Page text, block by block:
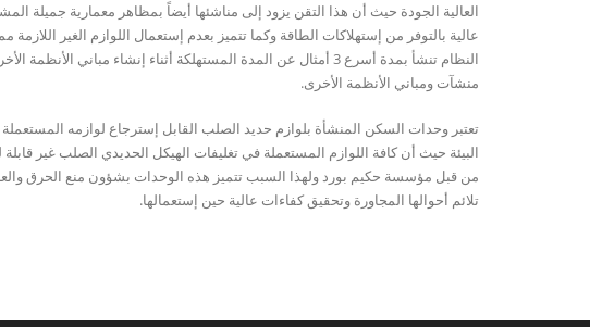
العالية الجودة حيث أن هذا التقن يزود إلى مناشئها أيضاً بمظاهر معمارية جميلة
عالية بالتوفر من إستهلاكات الطاقة وكما تتميز بعدم إستعمال اللوازم الغير
النظام تنشأ بمدة أسرع 3 أمثال عن المدة المستهلكة أثناء إنشاء
منشآت ومباني الأنظمة الأخرى.
من قبل مؤسسة حكيم بورد ولهذا السبب تتميز هذه الوحدات بشؤون منع الحرق
تلائم أحوالها المجاورة وتحقيق كفاءات عالية حين إستعمالها.